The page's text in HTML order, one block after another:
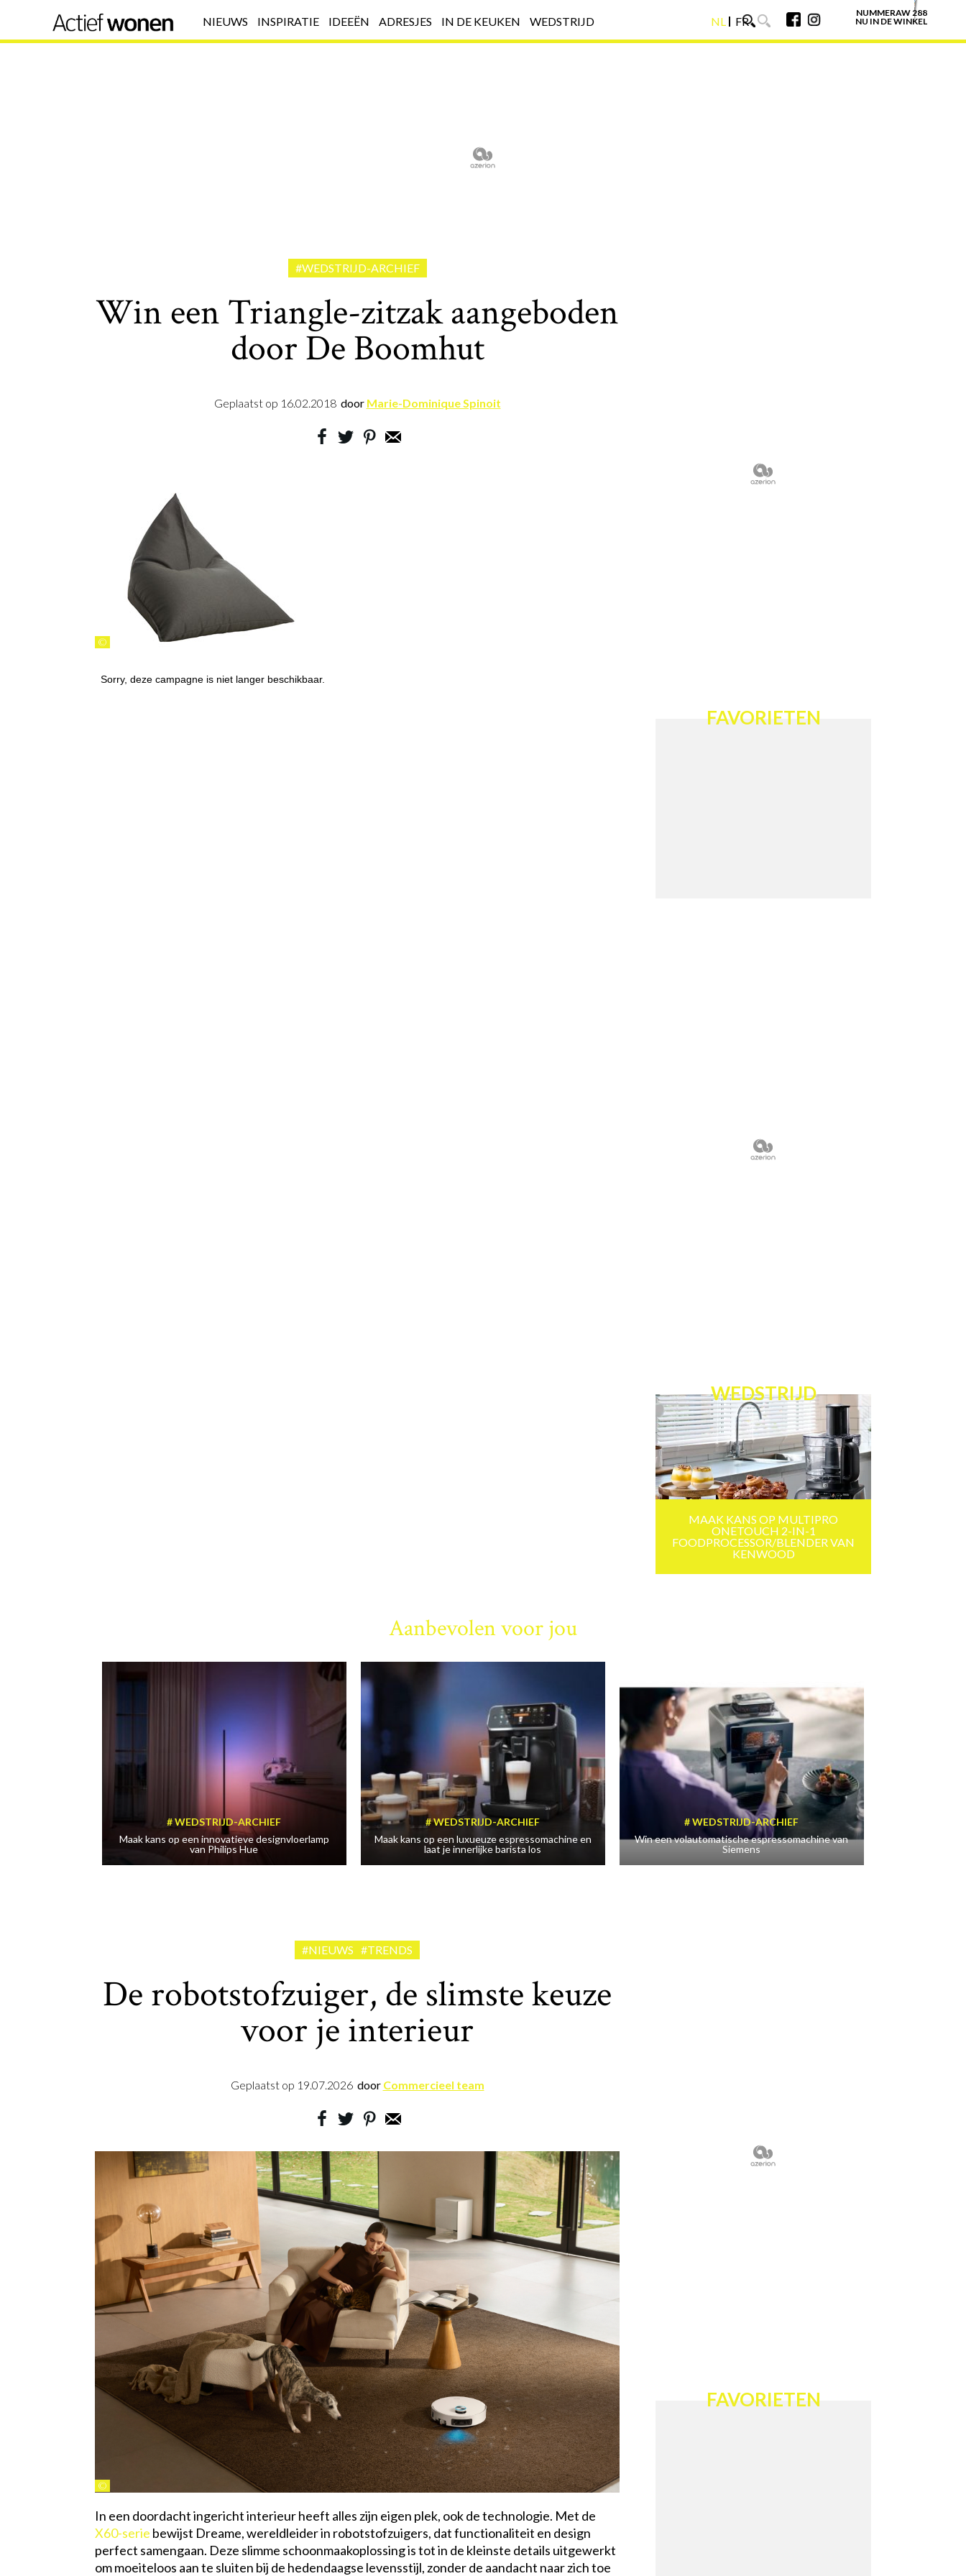
NIEUWS INSPIRATIE IDEEËN ADRESJES IN DE KEUKEN WEDSTRIJD
NL
FR
NUMMERAW 288
NU IN DE WINKEL
#WEDSTRIJD-ARCHIEF
Win een Triangle-zitzak aangeboden
door De Boomhut
Geplaatst op 16.02.2018 door Marie-Dominique Spinoit
©
FAVORIETEN
WEDSTRIJD
MAAK KANS OP MULTIPRO
ONETOUCH 2-IN-1
FOODPROCESSOR/BLENDER VAN
KENWOOD
Aanbevolen voor jou
WEDSTRIJD-ARCHIEF
Maak kans op een innovatieve designvloerlamp
van Philips Hue
WEDSTRIJD-ARCHIEF
Maak kans op een luxueuze espressomachine en
laat je innerlijke barista los
WEDSTRIJD-ARCHIEF
Win een volautomatische espressomachine van
Siemens
#NIEUWS #TRENDS
De robotstofzuiger, de slimste keuze
voor je interieur
Geplaatst op 19.07.2026 door Commercieel team
©
In een doordacht ingericht interieur heeft alles zijn eigen plek, ook de technologie. Met de
X60-serie bewijst Dreame, wereldleider in robotstofzuigers, dat functionaliteit en design
perfect samengaan. Deze slimme schoonmaakoplossing is tot in de kleinste details uitgewerkt
om moeiteloos aan te sluiten bij de hedendaagse levensstijl, zonder de aandacht naar zich toe
FAVORIETEN